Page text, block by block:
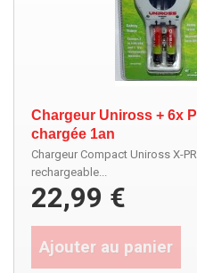
Chargeur Uniross + 6x
chargée 1an
Chargeur Compact Uniross X-
rechargeable...
22,99 €
Ajouter au panier